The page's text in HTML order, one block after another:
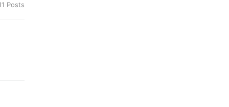
Posts